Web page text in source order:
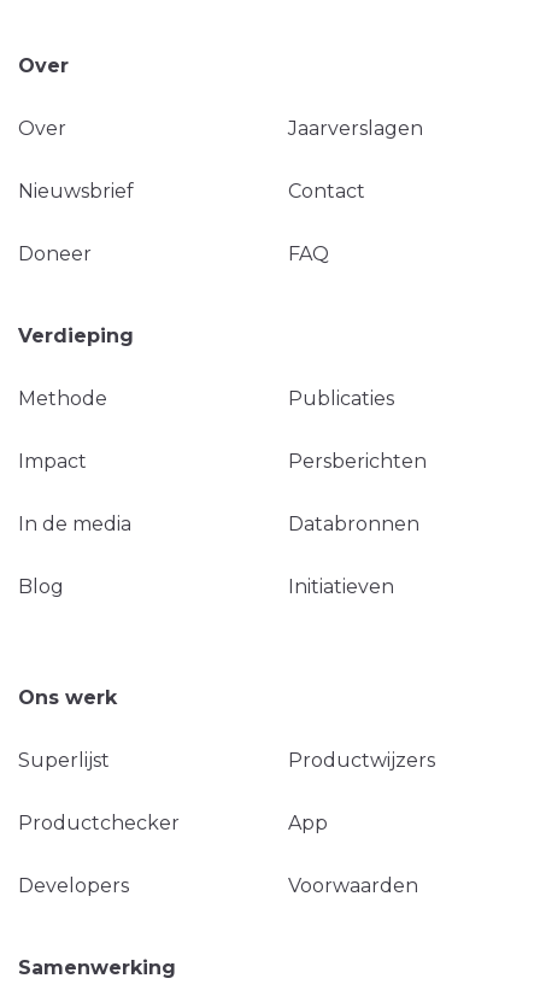
Over
Over Jaarverslagen
Nieuwsbrief Contact
Doneer FAQ
Verdieping
Methode Publicaties
Impact Persberichten
In de media Databronnen
Blog Initiatieven
Ons werk
Superlijst Productwijzers
Productchecker App
Developers Voorwaarden
Samenwerking